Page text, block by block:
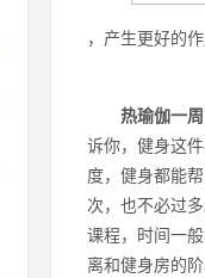
，产生更好的
热瑜伽一
诉你，健身这
度，健身都能
次，也不必过
课程，时间一
离和健身房的
?
手臂拜拜肉，背也变薄了